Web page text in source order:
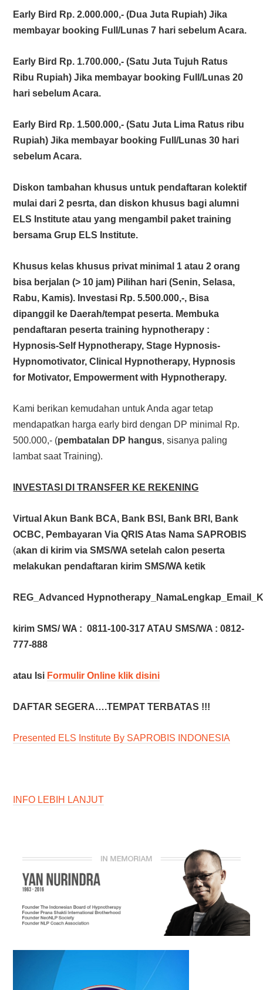
Early Bird Rp. 2.000.000,- (Dua Juta Rupiah) Jika
membayar booking Full/Lunas 7 hari sebelum Acara.
Early Bird Rp. 1.700.000,- (Satu Juta Tujuh Ratus
Ribu Rupiah) Jika membayar booking Full/Lunas 20
hari sebelum Acara.
Early Bird Rp. 1.500.000,- (Satu Juta Lima Ratus ribu
Rupiah) Jika membayar booking Full/Lunas 30 hari
sebelum Acara.
Diskon tambahan khusus untuk pendaftaran kolektif
mulai dari 2 pesrta, dan diskon khusus bagi alumni
ELS Institute atau yang mengambil paket training
bersama Grup ELS Institute.
Khusus kelas khusus privat minimal 1 atau 2 orang
bisa berjalan (> 10 jam) Pilihan hari (Senin, Selasa,
Rabu, Kamis). Investasi Rp. 5.500.000,-, Bisa
dipanggil ke Daerah/tempat peserta. Membuka
pendaftaran peserta training hypnotherapy :
Hypnosis-Self Hypnotherapy, Stage Hypnosis-
Hypnomotivator, Clinical Hypnotherapy, Hypnosis
for Motivator, Empowerment with Hypnotherapy.
Kami berikan kemudahan untuk Anda agar tetap
mendapatkan harga early bird dengan DP minimal Rp.
500.000,- (pembatalan DP hangus, sisanya paling
lambat saat Training).
INVESTASI DI TRANSFER KE REKENING
Virtual Akun Bank BCA, Bank BSI, Bank BRI, Bank
OCBC, Pembayaran Via QRIS Atas Nama SAPROBIS
(akan di kirim via SMS/WA setelah calon peserta
melakukan pendaftaran kirim SMS/WA ketik
REG_Advanced
kirim SMS/ WA : 0811-100-317 ATAU SMS/WA : 0812-
777-888
atau Isi Formulir Online klik disini
DAFTAR SEGERA….TEMPAT TERBATAS !!!
Presented ELS Institute By SAPROBIS INDONESIA
INFO LEBIH LANJUT